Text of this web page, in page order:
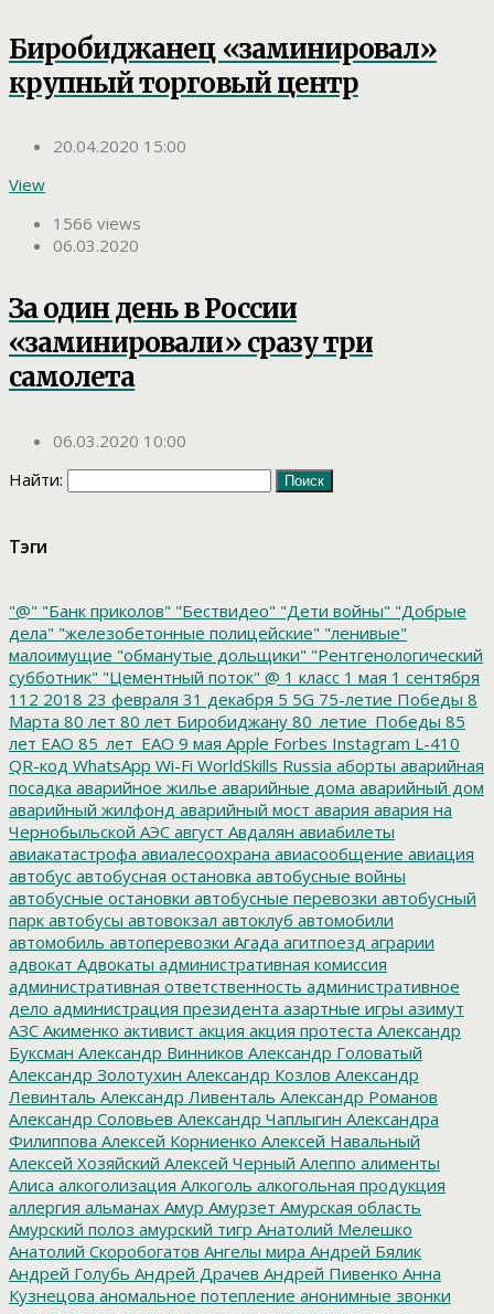
Биробиджанец «заминировал»
крупный торговый центр
20.04.2020 15:00
View
1566 views
06.03.2020
За один день в России
«заминировали» сразу три
самолета
06.03.2020 10:00
Найти:
Тэги
"@" "Банк приколов" "Бествидео" "Дети войны" "Добрые
дела" "железобетонные полицейские" "ленивые"
малоимущие "обманутые дольщики" "Рентгенологический
субботник" "Цементный поток" @ 1 класс 1 мая 1 сентября
112 2018 23 февраля 31 декабря 5 5G 75-летие Победы 8
Марта 80 лет 80 лет Биробиджану 80_летие_Победы 85
лет ЕАО 85_лет_ЕАО 9 мая Apple Forbes Instagram L-410
QR-код WhatsApp Wi-Fi WorldSkills Russia аборты аварийная
посадка аварийное жилье аварийные дома аварийный дом
аварийный жилфонд аварийный мост авария авария на
Чернобыльской АЭС август Авдалян авиабилеты
авиакатастрофа авиалесоохрана авиасообщение авиация
автобус автобусная остановка автобусные войны
автобусные остановки автобусные перевозки автобусный
парк автобусы автовокзал автоклуб автомобили
автомобиль автоперевозки Агада агитпоезд аграрии
адвокат Адвокаты административная комиссия
административная ответственность административное
дело администрация президента азартные игры азимут
АЗС Акименко активист акция акция протеста Александр
Буксман Александр Винников Александр Головатый
Александр Золотухин Александр Козлов Александр
Левинталь Александр Ливенталь Александр Романов
Александр Соловьев Александр Чаплыгин Александра
Филиппова Алексей Корниенко Алексей Навальный
Алексей Хозяйский Алексей Черный Алеппо алименты
Алиса алкоголизация Алкоголь алкогольная продукция
аллергия альманах Амур Амурзет Амурская область
Амурский полоз амурский тигр Анатолий Мелешко
Анатолий Скоробогатов Ангелы мира Андрей Бялик
Андрей Голубь Андрей Драчев Андрей Пивенко Анна
Кузнецова аномальное потепление анонимные звонки